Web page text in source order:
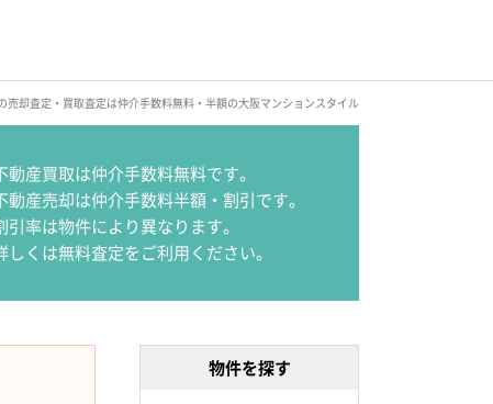
売却査定・買取査定は仲介手数料無料・半額の大阪マンションスタイル
動産買取は仲介手数料無料です。
動産売却は仲介手数料半額・割引です。
引率は物件により異なります。
しくは無料査定をご利用ください。
物件を探す